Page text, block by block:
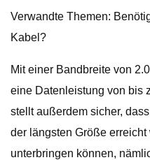
Verwandte Themen:
Kabel?
Mit einer Bandbreite von
eine Datenleistung von bis
stellt außerdem sicher,
der längsten Größe
unterbringen können,